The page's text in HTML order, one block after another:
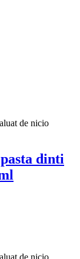
de nicio
dinti